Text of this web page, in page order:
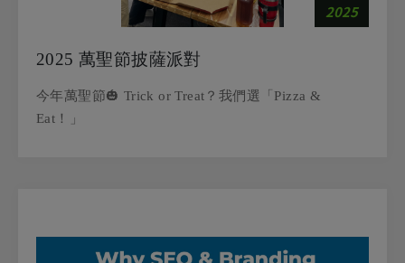
2025
2025 萬聖節披薩派對
今年萬聖節🎃 Trick or Treat？我們選「Pizza &
Eat！」